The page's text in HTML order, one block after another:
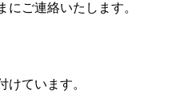
にご連絡いたします。
けています。